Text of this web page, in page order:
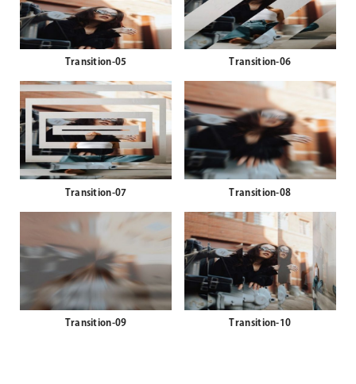
Transition-05 Transition-06
Transition-07 Transition-08
Transition-09 Transition-10